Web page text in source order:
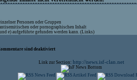
Personen oder Gruppen
oder pornographischen Inhalt
e) aufgeführte gefunden werden kann. (Links)
sind deaktiviert
Link zur Section: http://news.isf-clan.net